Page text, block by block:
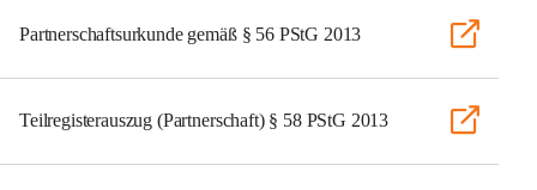
Partnerschaftsurkunde gemäß § 56 PStG 2013
Teilregisterauszug (Partnerschaft) § 58 PStG 2013